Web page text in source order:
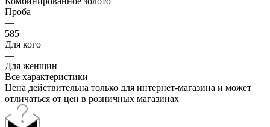
Проба
—
585
Для кого
—
Для женщин
Все характеристики
Цена действительна только для интернет-магазина и может
отличаться от цен в розничных магазинах